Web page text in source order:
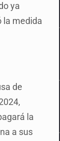
ya
la medida
de
la
a sus